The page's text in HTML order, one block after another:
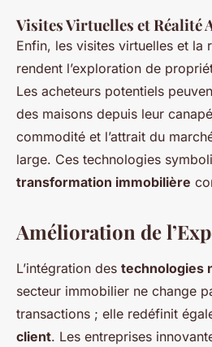
Visites Virtuelles et Réalité
Enfin, les visites virtuelles et la
rendent l’exploration de
Les acheteurs potentiels
des maisons depuis leur
commodité et l’attrait du
large. Ces technologies
transformation immobilière
Amélioration de
L’intégration des technologies
secteur immobilier ne change
transactions ; elle redéfinit
client. Les entreprises